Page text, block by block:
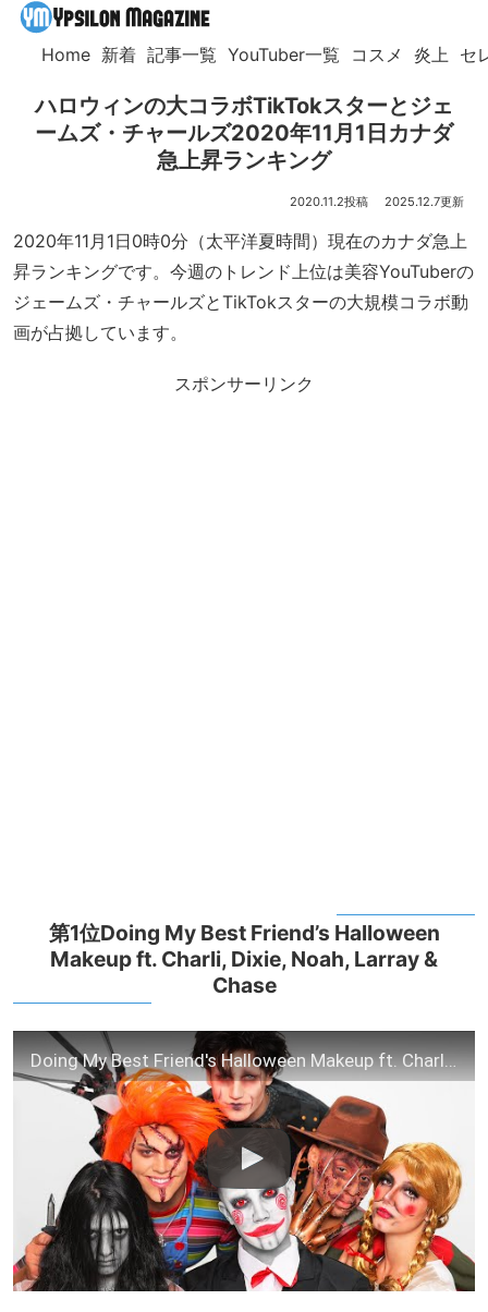
Home 新着 記事一覧 YouTuber一覧 コスメ 炎上 セ
ハロウィンの大コラボTikTokスターとジェ
ームズ・チャールズ2020年11月1日カナダ
急上昇ランキング
2020.11.2 2025.12.7
2020年11月1日0時0分（太平洋夏時間）現在のカナダ急上
昇ランキングです。今週のトレンド上位は美容YouTuberの
ジェームズ・チャールズとTikTokスターの大規模コラボ動
画が占拠しています。
スポンサーリンク
第1位Doing My Best Friend’s Halloween
Makeup ft. Charli, Dixie, Noah, Larray &
Chase
Doing My Best Friend's Halloween Makeup ft. Charli, Dixie, Noah, Larray & Chase